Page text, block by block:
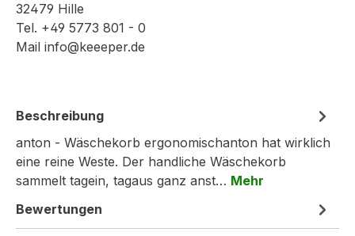
32479 Hille
Tel. +49 5773 801 - 0
Mail info@keeeper.de
Beschreibung
anton - Wäschekorb ergonomischanton hat wirklich
eine reine Weste. Der handliche Wäschekorb
sammelt tagein, tagaus ganz anst… Mehr
Bewertungen